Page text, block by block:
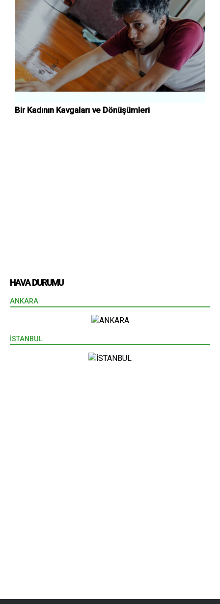
Bir Kadının Kavgaları ve Dönüşümleri
HAVA DURUMU
ANKARA
İSTANBUL